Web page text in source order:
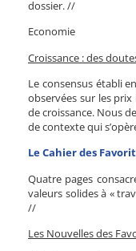
dossier. //
Economie
Croissance : des
Le consensus établi
observées sur les
de croissance. Nous
de contexte qui
Le Cahier des
Quatre pages
valeurs solides à «
//
Les Nouvelles des